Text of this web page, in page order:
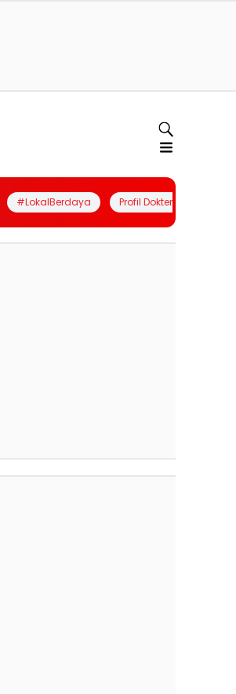
#LokalBerdaya Profil Dokter